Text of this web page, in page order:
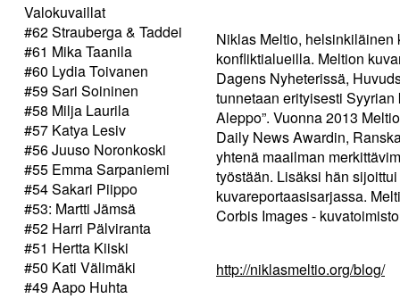
Valokuvaillat
#62 Strauberga & Taddei
#61 Mika Taanila
#60 Lydia Toivanen
#59 Sari Soininen
#58 Milja Laurila
#57 Katya Lesiv
#56 Juuso Noronkoski
#55 Emma Sarpaniemi
#54 Sakari Piippo
#53: Martti Jämsä
#52 Harri Pälviranta
#51 Hertta Kiiski
#50 Kati Välimäki
#49 Aapo Huhta
Niklas Meltio,
konfliktialueilla. Meltion
Dagens Nyheterissä,
tunnetaan erityisesti
Aleppo”. Vuonna 2013
Daily News Awardin,
yhtenä maailman
työstään. Lisäksi hän
kuvareportaasisarjassa.
Corbis Images -
http://niklasmeltio.org/blog/